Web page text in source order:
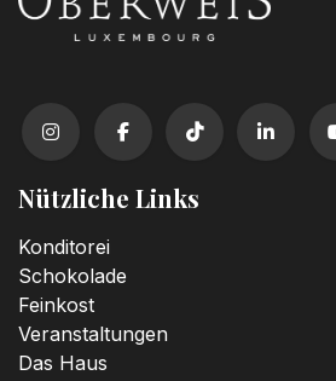
Nützliche Links
Konditorei
Schokolade
Feinkost
Veranstaltungen
Das Haus